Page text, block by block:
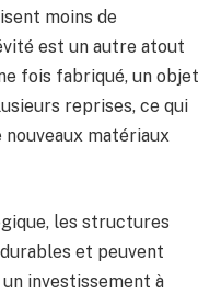
moins de
est un autre atout
fois fabriqué, un objet
reprises, ce qui
matériaux
les structures
et peuvent
investissement à